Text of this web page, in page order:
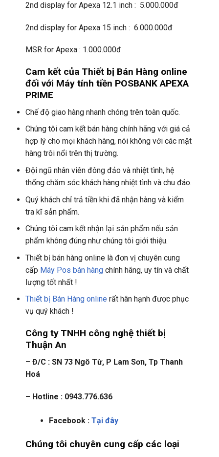
2nd display for Apexa 12.1 inch : 5.000.000đ
2nd display for Apexa 15 inch : 6.000.000đ
MSR for Apexa : 1.000.000đ
Cam kết của Thiết bị Bán Hàng online
đối với Máy tính tiền POSBANK APEXA
PRIME
Chế độ giao hàng nhanh chóng trên toàn quốc.
Chúng tôi cam kết bán hàng chính hãng với giá cả
hợp lý cho mọi khách hàng, nói không với các mặt
hàng trôi nổi trên thị trường.
Đội ngũ nhân viên đông đảo và nhiệt tình, hệ
thống chăm sóc khách hàng nhiệt tình và chu đáo.
Quý khách chỉ trả tiền khi đã nhận hàng và kiểm
tra kĩ sản phẩm.
Chúng tôi cam kết nhận lại sản phẩm nếu sản
phẩm không đúng như chúng tôi giới thiệu.
Thiết bị bán hàng online là đơn vị chuyên cung
cấp Máy Pos bán hàngchính hãng, uy tín và chất
lượng tốt nhất !
Thiết bị Bán Hàng online rất hân hạnh được phục
vụ quý khách !
Công ty TNHH công nghệ thiết bị
Thuận An
– Đ/C : SN 73 Ngô Từ, P Lam Sơn, Tp Thanh
Hoá
– Hotline : 0943.776.636
Facebook : Tại đây
Chúng tôi chuyên cung cấp các loại